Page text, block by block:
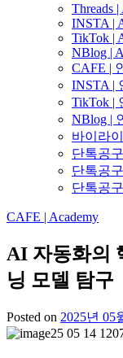
Threads
INSTA |
TikTok |
NBlog |
CAFE |
INSTA |
TikTok |
NBlog |
바이라
단톡공
단톡공
단톡공
CAFE | Academy
AI 자동화의
닝 모델 탐구
Posted on 2025년 05